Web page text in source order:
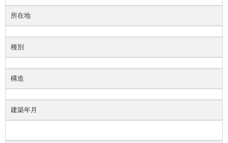
所在地
種別
構造
建築年月